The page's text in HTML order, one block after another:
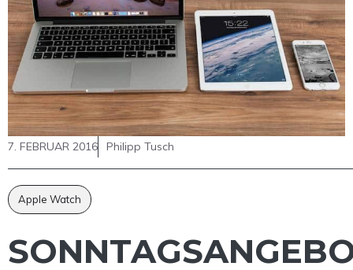
7. FEBRUAR 2016 Philipp Tusch
Apple Watch